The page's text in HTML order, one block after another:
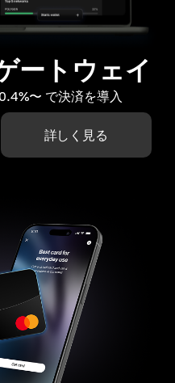
ートウェイ
〜 で決済を導入
詳しく見る